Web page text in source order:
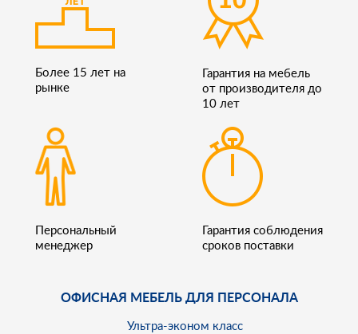
Более 15 лет на
рынке
Гарантия на мебель
от производителя до
10 лет
Персональный
менеджер
Гарантия соблюдения
сроков поставки
ОФИСНАЯ МЕБЕЛЬ ДЛЯ ПЕРСОНАЛА
Ультра-эконом класс